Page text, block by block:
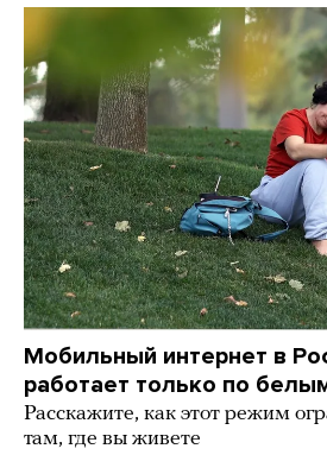
Мобильный интернет в
работает только по
Расскажите, как этот режим
там, где вы живете